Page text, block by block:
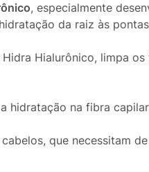
, especialmente
da raiz às
Hidra Hialurônico, limpa
hidratação na fibra
que necessitam